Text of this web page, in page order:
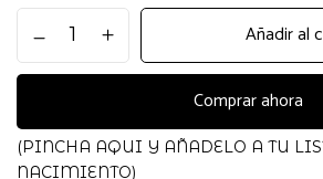
en
CYBEX
cantidad
Añadir al
Comprar ahora
(PINCHA AQUI Y AÑADELO A TU
NACIMIENTO)